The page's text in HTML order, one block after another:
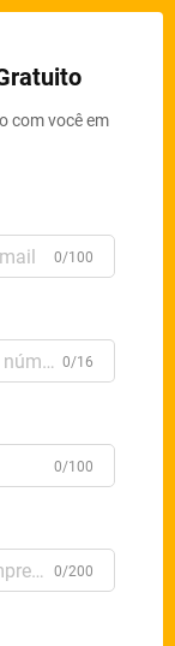
com você em
0/100
0/16
0/100
0/200